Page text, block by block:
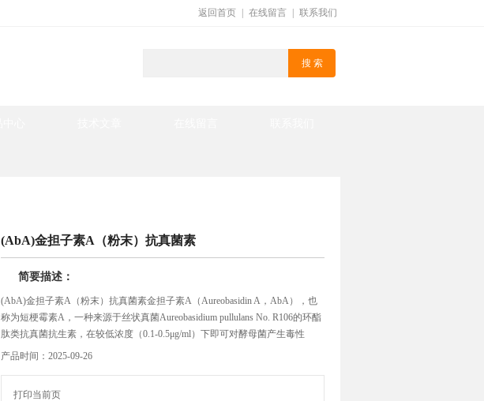
返回首页 在线留言 联系我们
(AbA)金担子素A（粉末）抗真菌素
简要描述：
(AbA)金担子素A（粉末）抗真菌素金担子素A（Aureobasidin A，AbA），也
称为短梗霉素A，一种来源于丝状真菌Aureobasidium pullulans No. R106的环酯
肽类抗真菌抗生素，在较低浓度（0.1-0.5μg/ml）下即可对酵母菌产生毒性
产品时间：2025-09-26
打印当前页